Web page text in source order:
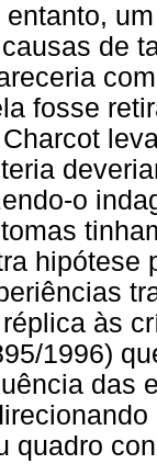
entanto,
de
fosse
o
hipótese
às
1996)
das
quadro